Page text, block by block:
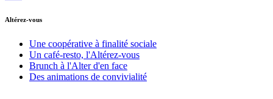
Altérez-vous
Une coopérative à finalité sociale
Un café-resto, l'Altérez-vous
Brunch à l'Alter d'en face
Des animations de convivialité